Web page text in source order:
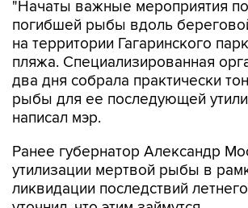
на территории Гагаринского
пляжа. Специализированная
два дня собрала практически
рыбы для ее последующей
написал мэр.
Ранее губернатор Александр
ликвидации последствий
уточнил, что этим займутся
специализированные